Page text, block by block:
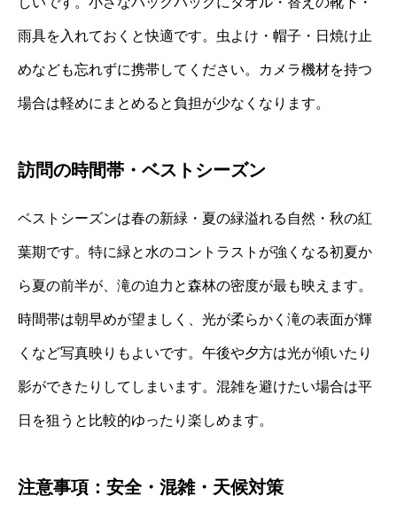
雨具を入れておくと快適です。虫よけ・帽子・日焼け止
めなども忘れずに携帯してください。カメラ機材を持つ
場合は軽めにまとめると負担が少なくなります。
訪問の時間帯・ベストシーズン
ベストシーズンは春の新緑・夏の緑溢れる自然・秋の紅
葉期です。特に緑と水のコントラストが強くなる初夏か
ら夏の前半が、滝の迫力と森林の密度が最も映えます。
時間帯は朝早めが望ましく、光が柔らかく滝の表面が輝
くなど写真映りもよいです。午後や夕方は光が傾いたり
影ができたりしてしまいます。混雑を避けたい場合は平
日を狙うと比較的ゆったり楽しめます。
注意事項：安全・混雑・天候対策